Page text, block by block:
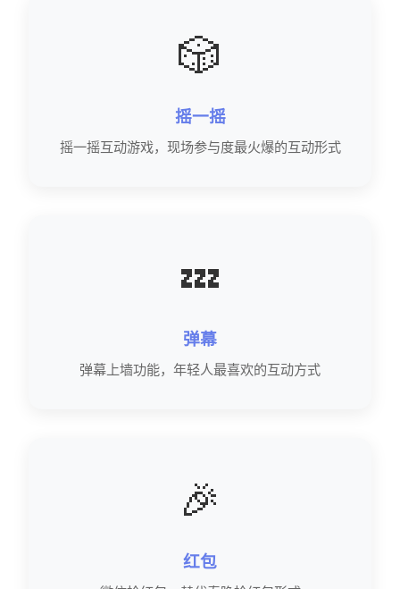
🎲
摇一摇
摇一摇互动游戏，现场参与度最火爆的互动形式
💤
弹幕
弹幕上墙功能，年轻人最喜欢的互动方式
🎉
红包